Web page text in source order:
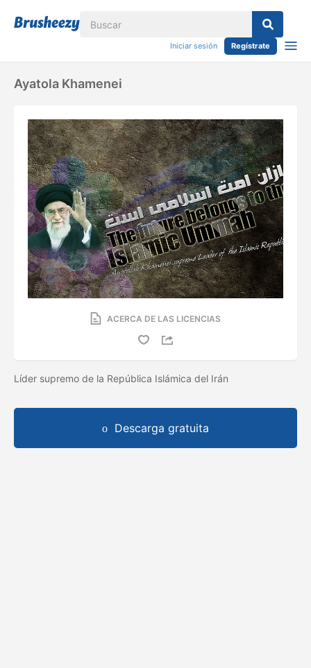
Iniciar sesión Regístrate
Ayatola Khamenei
ACERCA DE LAS LICENCIAS
Líder supremo de la República Islámica del Irán
Descarga gratuita